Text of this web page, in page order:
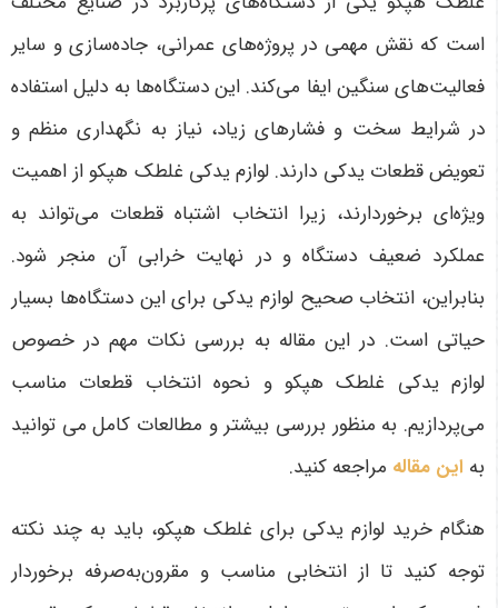
است که نقش مهمی در پروژه‌های عمرانی، جاده‌سازی و سایر
فعالیت‌های سنگین ایفا می‌کند. این دستگاه‌ها به دلیل استفاده
در شرایط سخت و فشارهای زیاد، نیاز به نگهداری منظم و
تعویض قطعات یدکی دارند. لوازم یدکی غلطک هپکو از اهمیت
ویژه‌ای برخوردارند، زیرا انتخاب اشتباه قطعات می‌تواند به
عملکرد ضعیف دستگاه و در نهایت خرابی آن منجر شود.
بنابراین، انتخاب صحیح لوازم یدکی برای این دستگاه‌ها بسیار
حیاتی است. در این مقاله به بررسی نکات مهم در خصوص
لوازم یدکی غلطک هپکو و نحوه انتخاب قطعات مناسب
می‌پردازیم. به منظور بررسی بیشتر و مطالعات کامل می توانید
به این مقاله مراجعه کنید.
هنگام خرید لوازم یدکی برای غلطک هپکو، باید به چند نکته
توجه کنید تا از انتخابی مناسب و مقرون‌به‌صرفه برخوردار